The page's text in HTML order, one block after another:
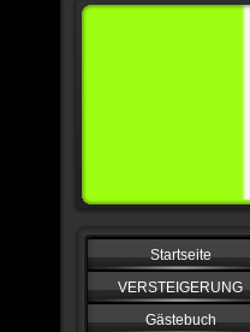
Startseite
VERSTEIGERUNG
Gästebuch